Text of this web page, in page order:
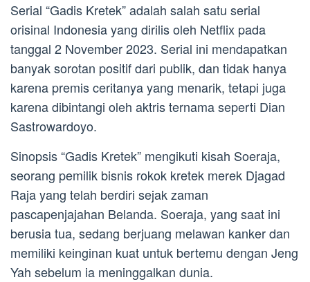
Serial “Gadis Kretek” adalah salah satu serial
orisinal Indonesia yang dirilis oleh Netflix pada
tanggal 2 November 2023. Serial ini mendapatkan
banyak sorotan positif dari publik, dan tidak hanya
karena premis ceritanya yang menarik, tetapi juga
karena dibintangi oleh aktris ternama seperti Dian
Sastrowardoyo.
Sinopsis “Gadis Kretek” mengikuti kisah Soeraja,
seorang pemilik bisnis rokok kretek merek Djagad
Raja yang telah berdiri sejak zaman
pascapenjajahan Belanda. Soeraja, yang saat ini
berusia tua, sedang berjuang melawan kanker dan
memiliki keinginan kuat untuk bertemu dengan Jeng
Yah sebelum ia meninggalkan dunia.